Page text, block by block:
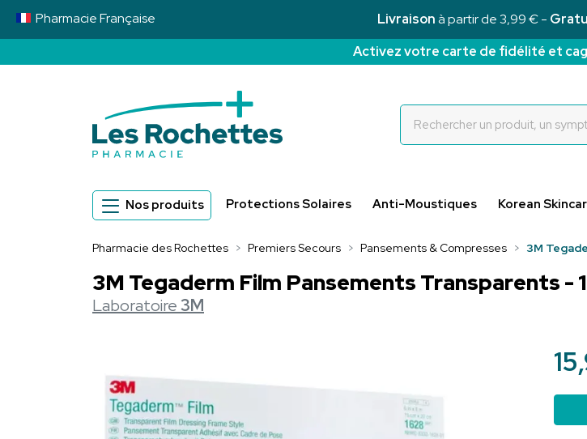
Livraisonà partir de 3,99 € -
PharmacieFrançaise
Activez votre carte de fidélité et
Nos produits Protections Solaires Anti-Moustiques Korean
Pharmacie des Rochettes Premiers Secours Pansements & Compresses 3M
3M Tegaderm Film Pansements Transparents -
Laboratoire3M
15,